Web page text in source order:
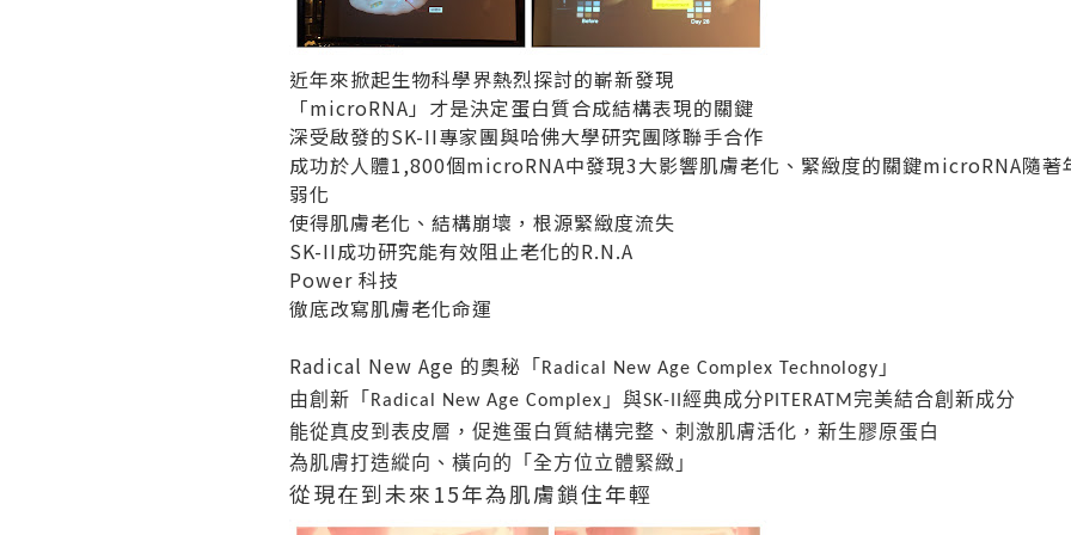
近年來掀起生物科學界熱烈探討的嶄新發現
「microRNA 」才是決定蛋白質合成結構表現的關鍵
深受啟發的SK-II專家團與哈佛大學研究團隊聯手合作
成功於人體1,800個microRNA中發現3大影響肌膚老化、緊緻度的關鍵microRNA隨著
弱化
使得肌膚老化、結構崩壞，根源緊緻度流失
SK-II成功研究能有效阻止老化的R.N.A
Power 科技
徹底改寫肌膚老化命運
Radical New Age 的奧秘 「 Radical New Age Complex Technology 」
由創新「 Radical New Age Complex 」與SK-II 經典成分 PITERATM 完美結合創新成分
能從真皮到表皮層，促進蛋白質結構完整、刺激肌膚活化，新生膠原蛋白
為肌膚打造縱向、橫向的「全方位立體緊緻」
從現在到未來15年為肌膚鎖住年輕